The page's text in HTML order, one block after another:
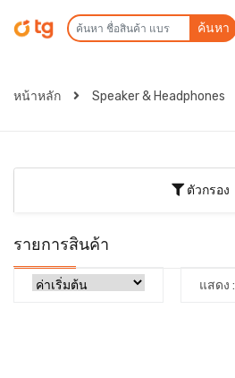
ค้นหา
หน้าหลัก Speaker & Headphones
ตัวกรอง
รายการสินค้า
แสดง :